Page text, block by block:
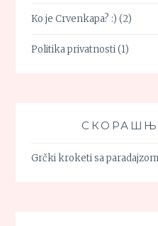
Ko je Crvenkapa? :) (2)
Politika privatnosti(1)
Grčki kroketi sa